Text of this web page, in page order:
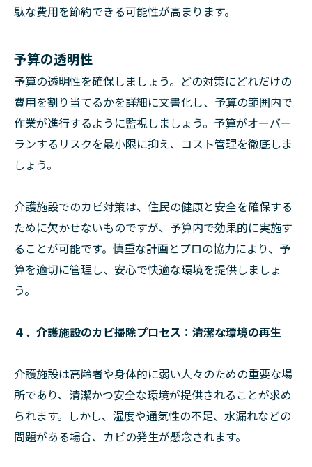
駄な費用を節約できる可能性が高まります。
予算の透明性
予算の透明性を確保しましょう。どの対策にどれだけの
費用を割り当てるかを詳細に文書化し、予算の範囲内で
作業が進行するように監視しましょう。予算がオーバー
ランするリスクを最小限に抑え、コスト管理を徹底しま
しょう。
介護施設でのカビ対策は、住民の健康と安全を確保する
ために欠かせないものですが、予算内で効果的に実施す
ることが可能です。慎重な計画とプロの協力により、予
算を適切に管理し、安心で快適な環境を提供しましょ
う。
４．介護施設のカビ掃除プロセス：清潔な環境の再生
介護施設は高齢者や身体的に弱い人々のための重要な場
所であり、清潔かつ安全な環境が提供されることが求め
られます。しかし、湿度や通気性の不足、水漏れなどの
問題がある場合、カビの発生が懸念されます。